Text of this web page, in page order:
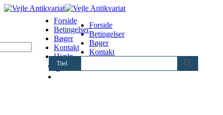
Titel
Forside
Betingelser
Bøger
Kontakt
Hjælp
Forside
Betingelser
Bøger
Kontakt